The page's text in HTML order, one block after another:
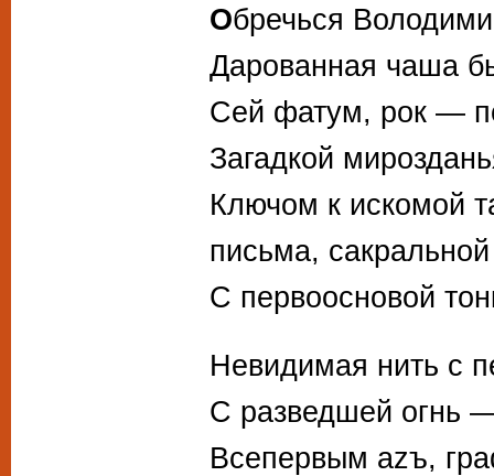
Обречься
Дарованная чаша
Сей фатум, рок —
Загадкой
Ключом к искомой
письма,
С первоосновой
Невидимая нить с
С разведшей огнь
Всепервым azъ,